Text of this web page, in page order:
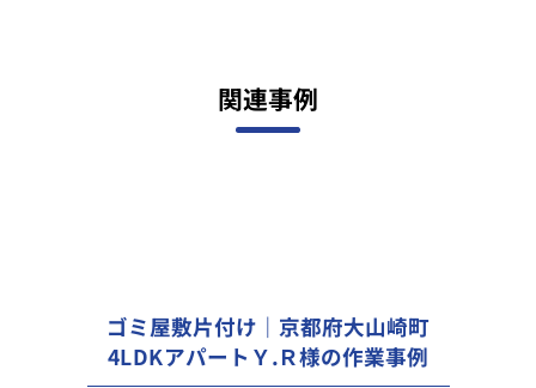
関連事例
ゴミ屋敷片付け｜京都府大山崎町
4LDKアパートＹ.Ｒ様の作業事例